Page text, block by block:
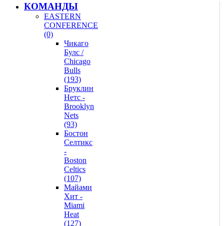
КОМАНДЫ
EASTERN
CONFERENCE
(0)
Чикаго
Булс /
Chicago
Bulls
(193)
Бруклин
Нетс -
Brooklyn
Nets
(93)
Бостон
Селтикс
-
Boston
Celtics
(107)
Майами
Хит -
Miami
Heat
(127)